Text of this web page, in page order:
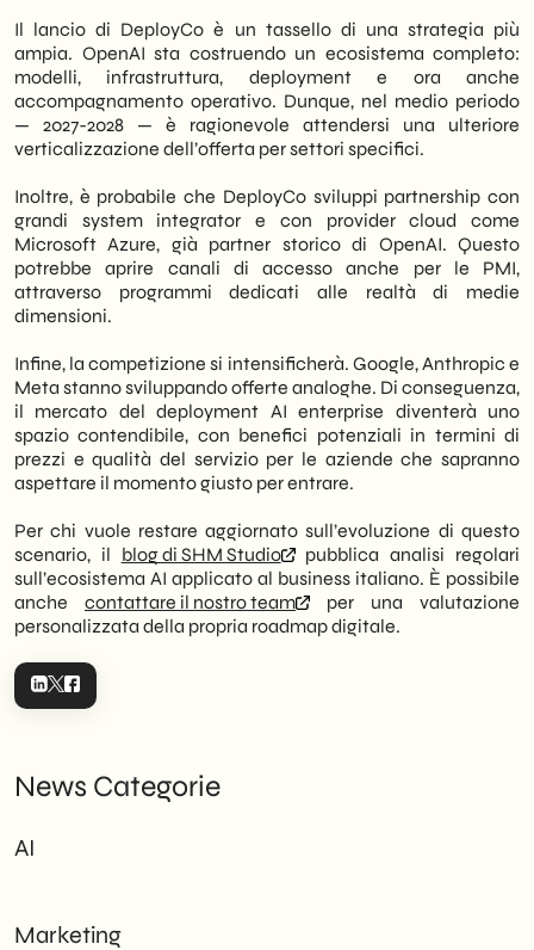
Il lancio di DeployCo è un tassello di una strategia più
ampia. OpenAI sta costruendo un ecosistema completo:
modelli, infrastruttura, deployment e ora anche
accompagnamento operativo. Dunque, nel medio periodo
— 2027-2028 — è ragionevole attendersi una ulteriore
verticalizzazione dell’offerta per settori specifici.
Inoltre, è probabile che DeployCo sviluppi partnership con
grandi system integrator e con provider cloud come
Microsoft Azure, già partner storico di OpenAI. Questo
potrebbe aprire canali di accesso anche per le PMI,
attraverso programmi dedicati alle realtà di medie
dimensioni.
Infine, la competizione si intensificherà. Google, Anthropic e
Meta stanno sviluppando offerte analoghe. Di conseguenza,
il mercato del deployment AI enterprise diventerà uno
spazio contendibile, con benefici potenziali in termini di
prezzi e qualità del servizio per le aziende che sapranno
aspettare il momento giusto per entrare.
Per chi vuole restare aggiornato sull’evoluzione di questo
scenario, il blog di SHM Studio
pubblica analisi regolari
sull’ecosistema AI applicato al business italiano. È possibile
anche contattare il nostro team
per una valutazione
personalizzata della propria roadmap digitale.
News Categorie
AI
Marketing